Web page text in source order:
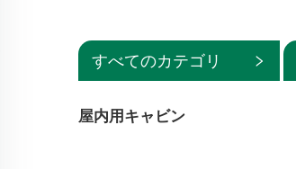
すべてのカテゴリ
屋内用キャビン